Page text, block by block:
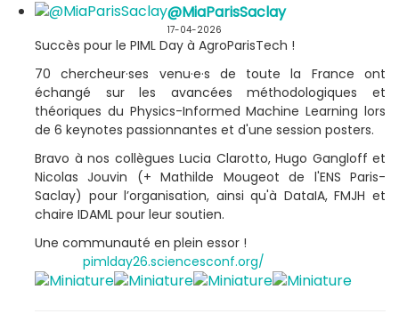
@MiaParisSaclay
17-04-2026
Succès pour le PIML Day à AgroParisTech !
70 chercheur·ses venu·e·s de toute la France ont
échangé sur les avancées méthodologiques et
théoriques du Physics-Informed Machine Learning lors
de 6 keynotes passionnantes et d'une session posters.
Bravo à nos collègues Lucia Clarotto, Hugo Gangloff et
Nicolas Jouvin (+ Mathilde Mougeot de l'ENS Paris-
Saclay) pour l’organisation, ainsi qu'à DataIA, FMJH et
chaire IDAML pour leur soutien.
Une communauté en plein essor !
pimlday26.sciencesconf.org/